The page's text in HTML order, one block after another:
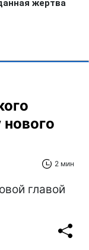
2 мин
главой